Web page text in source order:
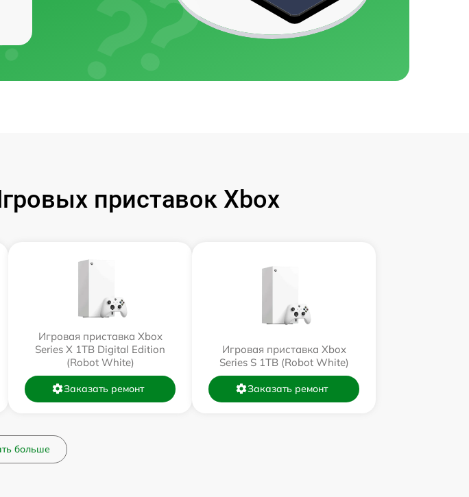
приставок Xbox
Игровая приставка Xbox
Series X 1TB Digital Edition
(Robot White)
Заказать ремонт
Игровая приставка Xbox
Series S 1TB (Robot White)
Заказать ремонт
больше